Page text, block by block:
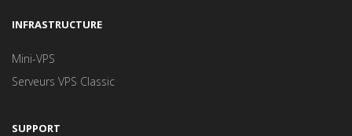
INFRASTRUCTURE
Mini-VPS
Serveurs VPS Classic
SUPPORT